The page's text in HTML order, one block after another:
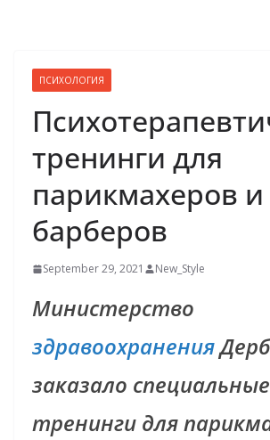
ПСИХОЛОГИЯ
тренинги для
парикмахеров и
барберов
September 29, 2021 New_Style
Министерство
здравоохранения
заказало специальные
тренинги для